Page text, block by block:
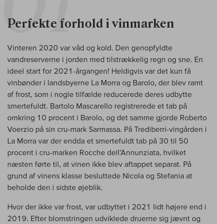
Perfekte forhold i vinmarken
Vinteren 2020 var våd og kold. Den genopfyldte
vandreserverne i jorden med tilstrækkelig regn og sne. En
ideel start for 2021-årgangen! Heldigvis var det kun få
vinbønder i landsbyerne La Morra og Barolo, der blev ramt
af frost, som i nogle tilfælde reducerede deres udbytte
smertefuldt. Bartolo Mascarello registrerede et tab på
omkring 10 procent i Barolo, og det samme gjorde Roberto
Voerzio på sin cru-mark Sarmassa. På Trediberri-vingården i
La Morra var der endda et smertefuldt tab på 30 til 50
procent i cru-marken Rocche dell'Annunziata, hvilket
næsten førte til, at vinen ikke blev aftappet separat. På
grund af vinens klasse besluttede Nicola og Stefania at
beholde den i sidste øjeblik.
Hvor der ikke var frost, var udbyttet i 2021 lidt højere end i
2019. Efter blomstringen udviklede druerne sig jævnt og